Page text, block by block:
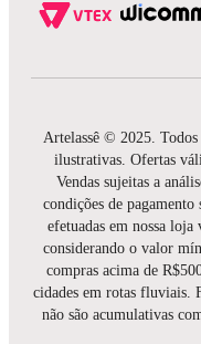
Artelassê © 2025. Todos
ilustrativas. Ofertas
Vendas sujeitas a
condições de
efetuadas em nossa
considerando o valor
compras acima de
cidades em rotas fluviais.
não são acumulativas